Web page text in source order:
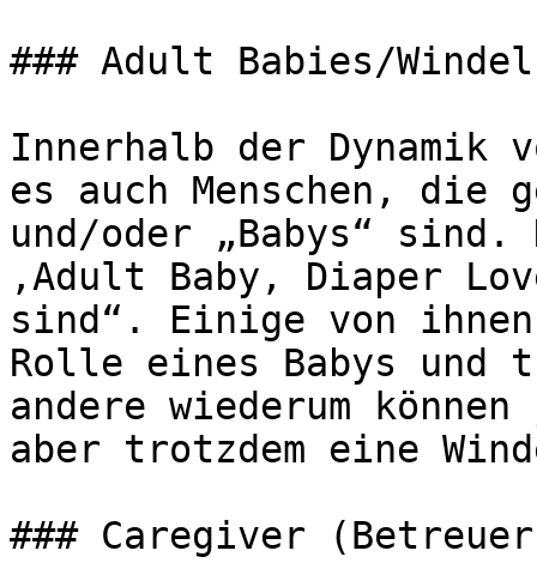
### Adult Babies/
Innerhalb der Dynamik
es auch Menschen, die
und/oder „Babys“
‚Adult Baby, Diaper
sind“. Einige von
Rolle eines Babys und
andere wiederum
aber trotzdem eine
### Caregiver